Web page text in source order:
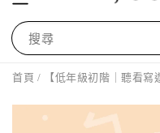
搜尋
首頁 / 【低年級初階｜聽看寫